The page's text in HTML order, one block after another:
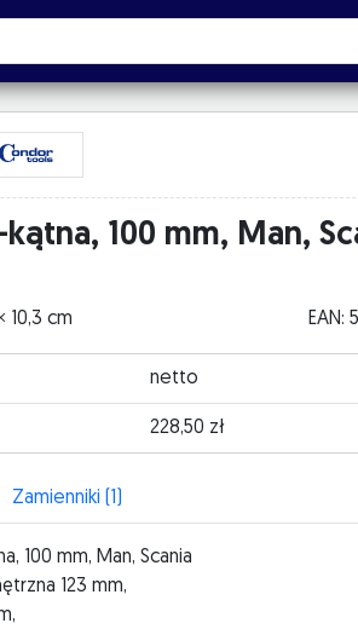
100 mm, Man,
10,3 cm EAN:
netto
228,50 zł
Zamienniki (1)
100 mm, Man, Scania
123 mm,